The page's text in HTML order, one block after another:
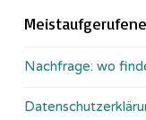
Nachfrage: wo